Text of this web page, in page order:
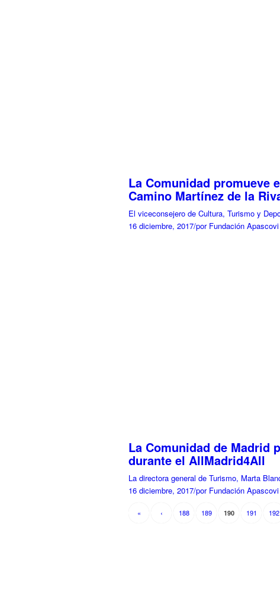
La Comunidad promueve
Camino Martínez de la
El viceconsejero de Cultura, Turismo y
16 diciembre, 2017/por Fundación Apascovi
La Comunidad de Madrid
durante el AllMadrid4All
La directora general de Turismo, Marta
16 diciembre, 2017/por Fundación Apascovi
« ‹ 188 189 190 191 192